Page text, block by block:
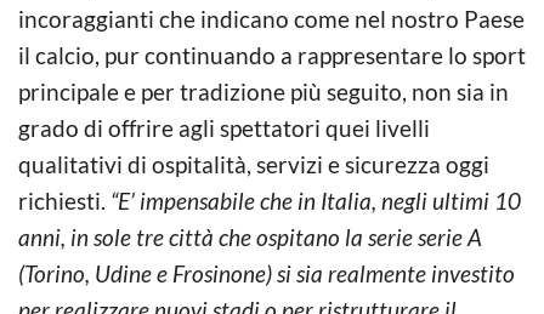
incoraggianti che indicano come nel nostro Paese
il calcio, pur continuando a rappresentare lo sport
principale e per tradizione più seguito, non sia in
grado di offrire agli spettatori quei livelli
qualitativi di ospitalità, servizi e sicurezza oggi
richiesti. “E’ impensabile che in Italia, negli ultimi 10
anni, in sole tre città che ospitano la serie serie A
(Torino, Udine e Frosinone) si sia realmente investito